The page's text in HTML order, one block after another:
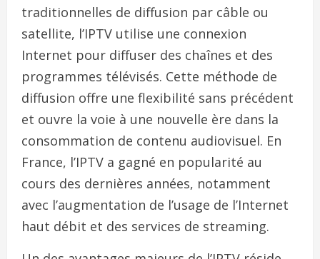
traditionnelles de diffusion par câble ou
satellite, l’IPTV utilise une connexion
Internet pour diffuser des chaînes et des
programmes télévisés. Cette méthode de
diffusion offre une flexibilité sans précédent
et ouvre la voie à une nouvelle ère dans la
consommation de contenu audiovisuel. En
France, l’IPTV a gagné en popularité au
cours des dernières années, notamment
avec l’augmentation de l’usage de l’Internet
haut débit et des services de streaming.